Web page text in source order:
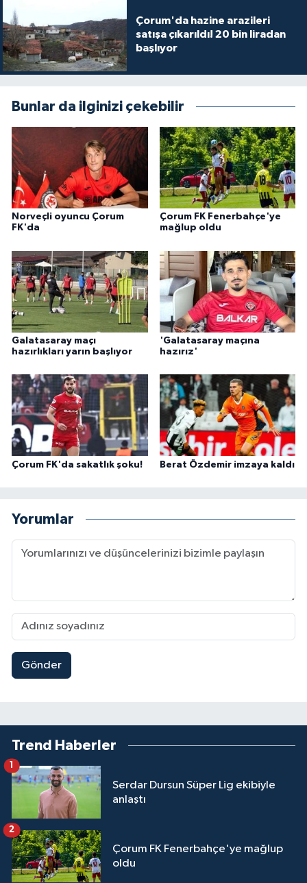
Çorum'da hazine arazileri
satışa çıkarıldı! 20 bin liradan
başlıyor
Bunlar da ilginizi çekebilir
Norveçli oyuncu Çorum
FK'da
Çorum FK Fenerbahçe'ye
mağlup oldu
Galatasaray maçı
hazırlıkları yarın başlıyor
'Galatasaray maçına
hazırız'
Çorum FK'da sakatlık şoku! Berat Özdemir imzaya kaldı
Yorumlar
Gönder
Trend Haberler
Serdar Dursun Süper Lig ekibiyle
anlaştı
Çorum FK Fenerbahçe'ye mağlup
oldu
2